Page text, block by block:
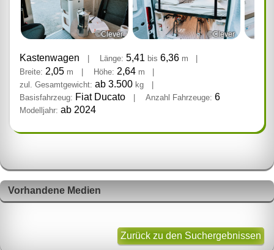
©Clever ©Clever
Kastenwagen Länge: 5,41 bis 6,36 m
Breite: 2,05 m | Höhe: 2,64 m
|
zul. Gesamtgewicht: ab 3.500 kg
Basisfahrzeug: Fiat Ducato Anzahl Fahrzeuge: 6
Modelljahr: ab 2024
Vorhandene Medien
Zurück zu den Suchergebnissen